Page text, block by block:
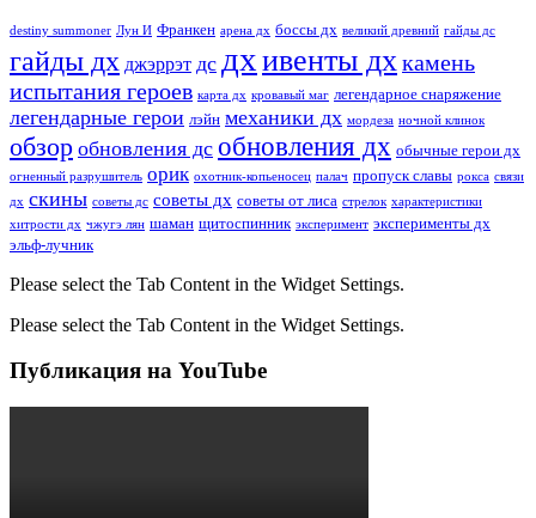
destiny summoner Лун И Франкен арена дх боссы дх великий древний гайды дс
гайды дх джэррэт дс дхивенты дх камень
испытания героев карта дх кровавый маг легендарное снаряжение
легендарные герои лэйн механики дх мордеза ночной клинок
обзор обновления дс обновления дх обычные герои дх
огненный разрушитель орик охотник-копьеносец палач пропуск славы рокса связи
дх скины советы дс советы дх советы от лиса стрелок характеристики
хитрости дх чжугэ лян шаман щитоспинник эксперимент эксперименты дх
эльф-лучник
Please select the Tab Content in the Widget Settings.
Please select the Tab Content in the Widget Settings.
Публикация на YouTube